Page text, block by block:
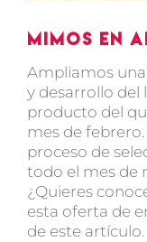
Mimos en
Ampliamos
y desarrollo del
producto del
mes de
proceso de
todo el mes de
¿Quieres
esta oferta de
de este artículo.